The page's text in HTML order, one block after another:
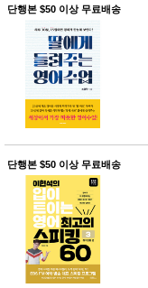
문 공연/행
사
단행본 $50 이상 무료배송
단행본 $50 이상 무료배송